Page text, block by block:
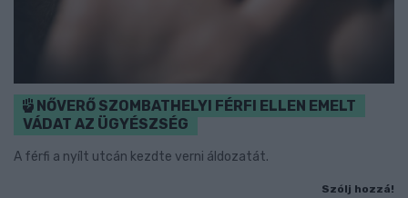
NŐVERŐ SZOMBATHELYI FÉRFI ELLEN EMELT
VÁDAT AZ ÜGYÉSZSÉG
A férfi a nyílt utcán kezdte verni áldozatát.
Szólj hozzá!